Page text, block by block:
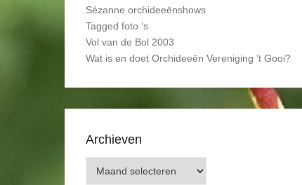
Sézanne orchideeënshows
Tagged foto ‘s
Vol van de Bol 2003
Wat is en doet Orchideeën Vereniging ’t Gooi?
Archieven